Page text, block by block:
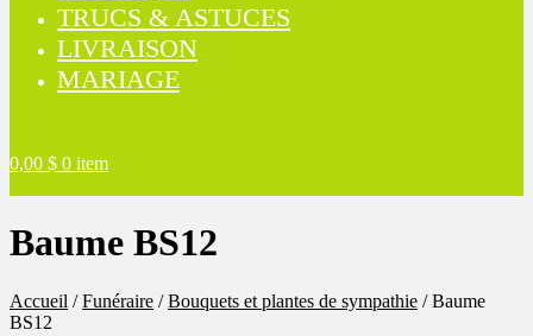
TRUCS & ASTUCES
LIVRAISON
MARIAGE
0,00 $ 0 item
Baume BS12
Accueil /Funéraire /Bouquets et plantes de sympathie /Baume
BS12